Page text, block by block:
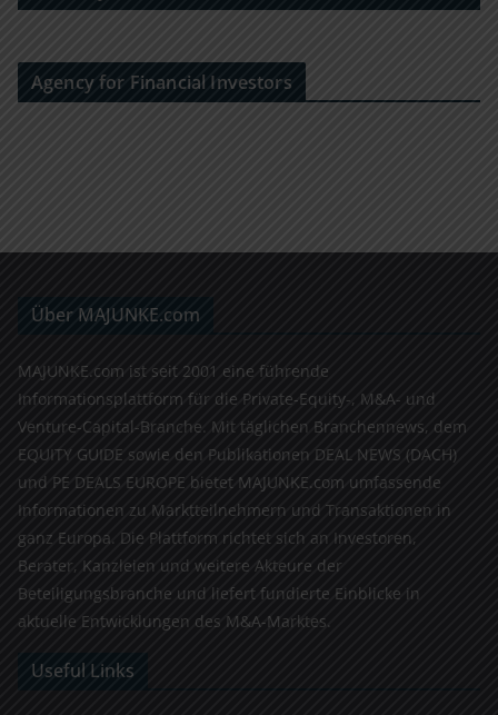
Agency for Financial Investors
Über MAJUNKE.com
MAJUNKE.com ist seit 2001 eine führende
Informationsplattform für die Private-Equity-, M&A- und
Venture-Capital-Branche. Mit täglichen Branchennews, dem
EQUITY GUIDE sowie den Publikationen DEAL NEWS (DACH)
und PE DEALS EUROPE bietet MAJUNKE.com umfassende
Informationen zu Marktteilnehmern und Transaktionen in
ganz Europa. Die Plattform richtet sich an Investoren,
Berater, Kanzleien und weitere Akteure der
Beteiligungsbranche und liefert fundierte Einblicke in
aktuelle Entwicklungen des M&A-Marktes.
Useful Links